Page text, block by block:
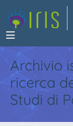
Archivio
ricerca
Studi di